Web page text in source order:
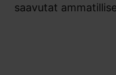
saavutat